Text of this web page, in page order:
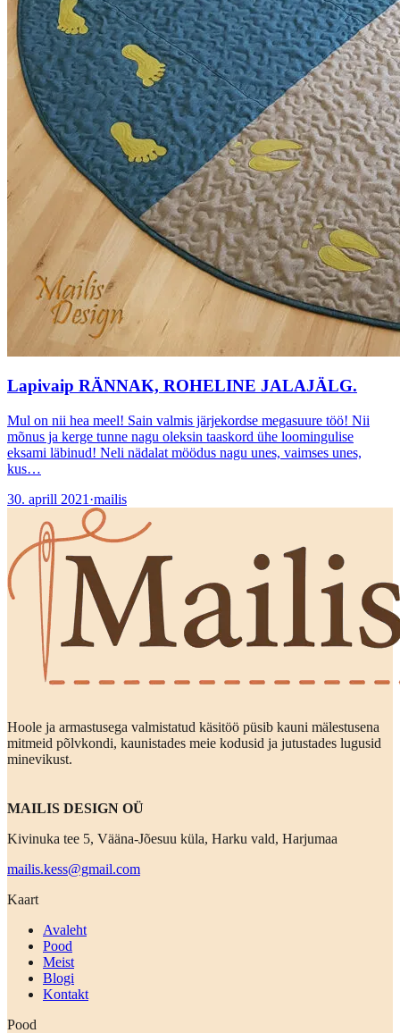
Lapivaip RÄNNAK, ROHELINE JALAJÄLG.
Mul on nii hea meel! Sain valmis järjekordse megasuure töö! Nii
mõnus ja kerge tunne nagu oleksin taaskord ühe loomingulise
eksami läbinud! Neli nädalat möödus nagu unes, vaimses unes,
kus…
30. aprill 2021 ·mailis
Hoole ja armastusega valmistatud käsitöö püsib kauni mälestusena
mitmeid põlvkondi, kaunistades meie kodusid ja jutustades lugusid
minevikust.
MAILIS DESIGN OÜ
Kivinuka tee 5, Vääna-Jõesuu küla, Harku vald, Harjumaa
mailis.kess@gmail.com
Kaart
Avaleht
Pood
Meist
Blogi
Kontakt
Pood